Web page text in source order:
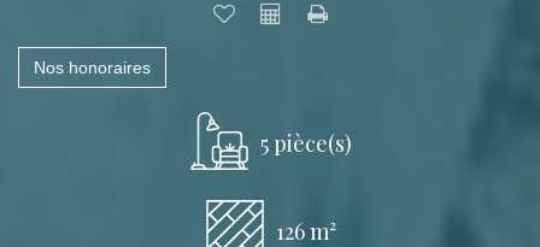
Nos honoraires
5 pièce(s)
126 m²